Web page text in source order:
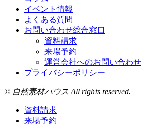
イベント情報
よくある質問
お問い合わせ総合窓口
資料請求
来場予約
運営会社へのお問い合わせ
プライバシーポリシー
© 自然素材ハウス All rights reserved.
資料請求
来場予約